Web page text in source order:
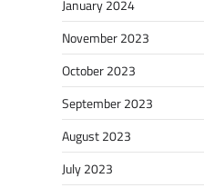
January 2024
November 2023
October 2023
September 2023
August 2023
July 2023